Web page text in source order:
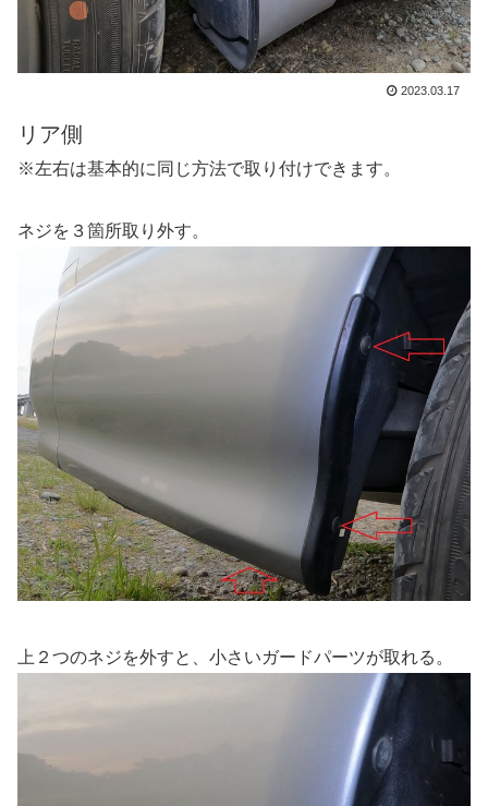
2023.03.17
リア側
※左右は基本的に同じ方法で取り付けできます。
ネジを３箇所取り外す。
上２つのネジを外すと、小さいガードパーツが取れる。